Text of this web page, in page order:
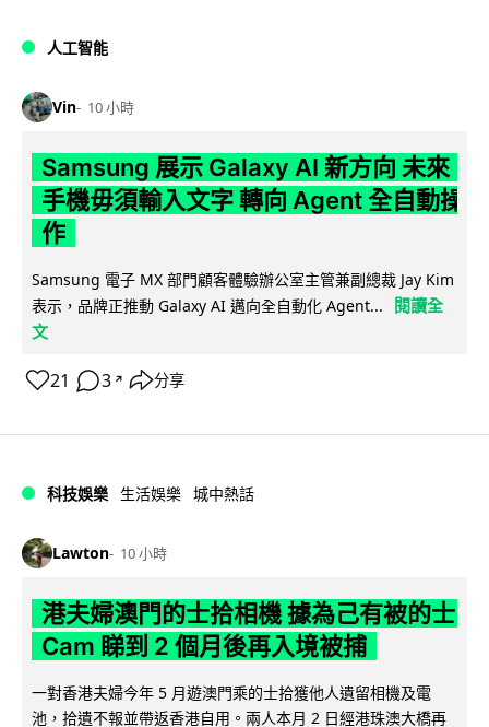
人工智能
Vin 10 小時
Samsung 展示 Galaxy AI 新方向 未來
手機毋須輸入文字 轉向 Agent 全自動操
作
Samsung 電子 MX 部門顧客體驗辦公室主管兼副總裁 Jay Kim
表示，品牌正推動 Galaxy AI 邁向全自動化 Agent...
閱讀全
文
21 3 ↗ 分享
科技娛樂 生活娛樂 城中熱話
Lawton 10 小時
港夫婦澳門的士拾相機 據為己有被的士
Cam 睇到 2 個月後再入境被捕
一對香港夫婦今年 5 月遊澳門乘的士拾獲他人遺留相機及電
池，拾遺不報並帶返香港自用。兩人本月 2 日經港珠澳大橋再